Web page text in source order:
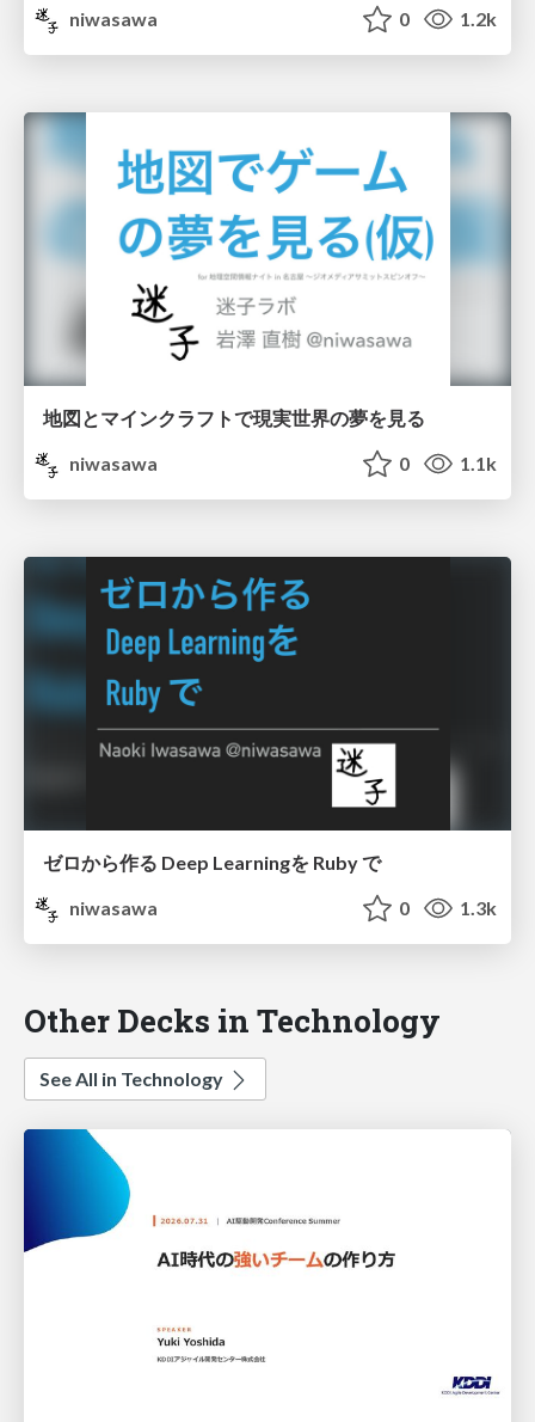
niwasawa 0 1.2k
地図とマインクラフトで現実世界の夢を見る
niwasawa
0 1.1k
ゼロから作る Deep Learningを Ruby で
niwasawa
0 1.3k
Other Decks in Technology
See All in Technology